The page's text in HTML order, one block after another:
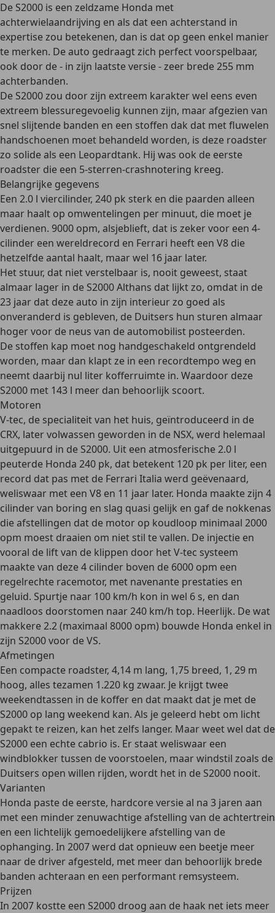
De S2000 is een zeldzame Honda met
achterwielaandrijving en als dat een achterstand in
expertise zou betekenen, dan is dat op geen enkel manier
te merken. De auto gedraagt zich perfect voorspelbaar,
ook door de - in zijn laatste versie - zeer brede 255 mm
achterbanden.
De S2000 zou door zijn extreem karakter wel eens even
extreem blessuregevoelig kunnen zijn, maar afgezien van
snel slijtende banden en een stoffen dak dat met fluwelen
handschoenen moet behandeld worden, is deze roadster
zo solide als een Leopardtank. Hij was ook de eerste
roadster die een 5-sterren-crashnotering kreeg.
Belangrijke gegevens
Een 2.0 l viercilinder, 240 pk sterk en die paarden alleen
maar haalt op omwentelingen per minuut, die moet je
verdienen. 9000 opm, alsjeblieft, dat is zeker voor een 4-
cilinder een wereldrecord en Ferrari heeft een V8 die
hetzelfde aantal haalt, maar wel 16 jaar later.
Het stuur, dat niet verstelbaar is, nooit geweest, staat
almaar lager in de S2000 Althans dat lijkt zo, omdat in de
23 jaar dat deze auto in zijn interieur zo goed als
onveranderd is gebleven, de Duitsers hun sturen almaar
hoger voor de neus van de automobilist posteerden.
De stoffen kap moet nog handgeschakeld ontgrendeld
worden, maar dan klapt ze in een recordtempo weg en
neemt daarbij nul liter kofferruimte in. Waardoor deze
S2000 met 143 l meer dan behoorlijk scoort.
Motoren
V-tec, de specialiteit van het huis, geïntroduceerd in de
CRX, later volwassen geworden in de NSX, werd helemaal
uitgepuurd in de S2000. Uit een atmosferische 2.0 l
peuterde Honda 240 pk, dat betekent 120 pk per liter, een
record dat pas met de Ferrari Italia werd geëvenaard,
weliswaar met een V8 en 11 jaar later. Honda maakte zijn 4
cilinder van boring en slag quasi gelijk en gaf de nokkenas
die afstellingen dat de motor op koudloop minimaal 2000
opm moest draaien om niet stil te vallen. De injectie en
vooral de lift van de klippen door het V-tec systeem
maakte van deze 4 cilinder boven de 6000 opm een
regelrechte racemotor, met navenante prestaties en
geluid. Spurtje naar 100 km/h kon in wel 6 s, en dan
naadloos doorstomen naar 240 km/h top. Heerlijk. De wat
makkere 2.2 (maximaal 8000 opm) bouwde Honda enkel in
zijn S2000 voor de VS.
Afmetingen
Een compacte roadster, 4,14 m lang, 1,75 breed, 1, 29 m
hoog, alles tezamen 1.220 kg zwaar. Je krijgt twee
weekendtassen in de koffer en dat maakt dat je met de
S2000 op lang weekend kan. Als je geleerd hebt om licht
gepakt te reizen, kan het zelfs langer. Maar weet wel dat de
S2000 een echte cabrio is. Er staat weliswaar een
windblokker tussen de voorstoelen, maar windstil zoals de
Duitsers open willen rijden, wordt het in de S2000 nooit.
Varianten
Honda paste de eerste, hardcore versie al na 3 jaren aan
met een minder zenuwachtige afstelling van de achtertrein
en een lichtelijk gemoedelijkere afstelling van de
ophanging. In 2007 werd dat opnieuw een beetje meer
naar de driver afgesteld, met meer dan behoorlijk brede
banden achteraan en een performant remsysteem.
Prijzen
In 2007 kostte een S2000 droog aan de haak net iets meer